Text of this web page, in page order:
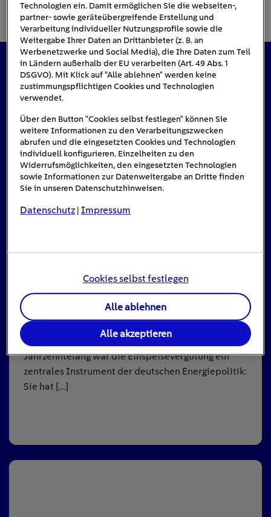
Das könnte Sie auch interessieren
#Solarenergie
Einspeisevergütung für Photovoltaik-
Anlagen
Jahrzehntelang war die Einspeisevergütung ein
zentrales Instrument der deutschen Energiepolitik:
Sie hat […]
Technologien ein. Damit ermöglichen Sie die webseiten-,
partner- sowie geräteübergreifende Erstellung und
Verarbeitung individueller Nutzungsprofile sowie die
Weitergabe Ihrer Daten an Drittanbieter (z. B. an
Werbenetzwerke und Social Media), die Ihre Daten zum Teil
in Ländern außerhalb der EU verarbeiten (Art. 49 Abs. 1
DSGVO). Mit Klick auf "Alle ablehnen" werden keine
zustimmungspflichtigen Cookies und Technologien
verwendet.
Über den Button "Cookies selbst festlegen" können Sie
weitere Informationen zu den Verarbeitungszwecken
abrufen und die eingesetzten Cookies und Technologien
individuell konfigurieren. Einzelheiten zu den
Widerrufsmöglichkeiten, den eingesetzten Technologien
sowie Informationen zur Datenweitergabe an Dritte finden
Sie in unseren Datenschutzhinweisen.
Datenschutz |Impressum
Cookies selbst festlegen
Alle ablehnen
Alle akzeptieren